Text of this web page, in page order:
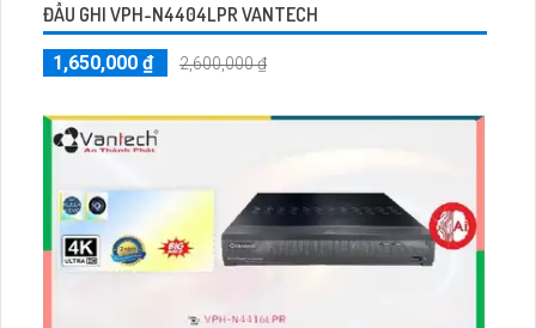
ĐẦU GHI VPH-N4404LPR VANTECH
1,650,000 ₫ 2,600,000 ₫